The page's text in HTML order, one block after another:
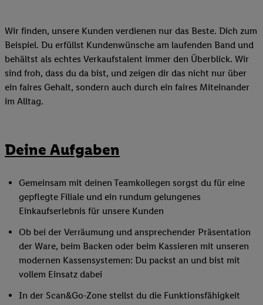
Wir finden, unsere Kunden verdienen nur das Beste. Dich zum
Beispiel. Du erfüllst Kundenwünsche am laufenden Band und
behältst als echtes Verkaufstalent immer den Überblick. Wir
sind froh, dass du da bist, und zeigen dir das nicht nur über
ein faires Gehalt, sondern auch durch ein faires Miteinander
im Alltag.
Deine Aufgaben
Gemeinsam mit deinen Teamkollegen sorgst du für eine
gepflegte Filiale und ein rundum gelungenes
Einkaufserlebnis für unsere Kunden
Ob bei der Verräumung und ansprechender Präsentation
der Ware, beim Backen oder beim Kassieren mit unseren
modernen Kassensystemen: Du packst an und bist mit
vollem Einsatz dabei
In der Scan&Go-Zone stellst du die Funktionsfähigkeit